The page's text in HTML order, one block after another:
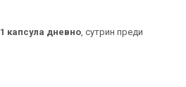
1 капсула дневно, сутрин преди